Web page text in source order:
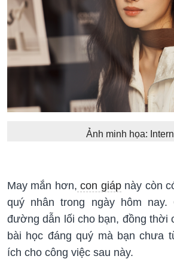
Ảnh minh họa:
May mắn hơn, con giápnày còn
quý nhân trong ngày hôm
đường dẫn lối cho bạn, đồng thời
bài học đáng quý mà bạn chưa
ích cho công việc sau này.